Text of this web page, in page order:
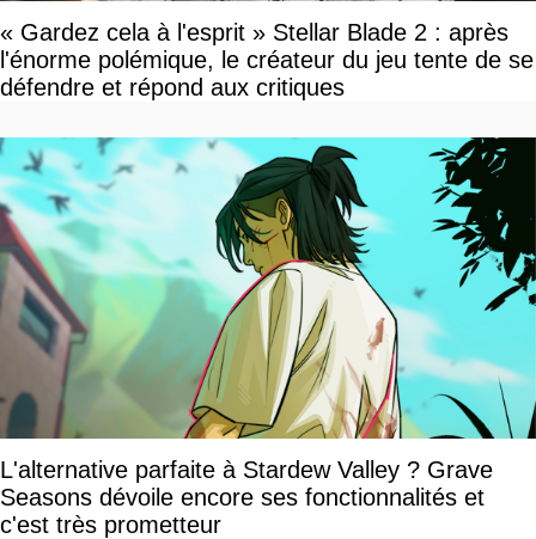
« Gardez cela à l'esprit » Stellar Blade 2 : après
l'énorme polémique, le créateur du jeu tente de se
défendre et répond aux critiques
L'alternative parfaite à Stardew Valley ? Grave
Seasons dévoile encore ses fonctionnalités et
c'est très prometteur